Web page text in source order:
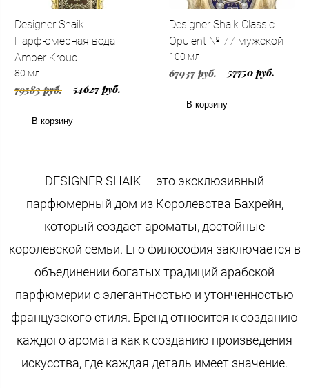
Designer Shaik
Парфюмерная вода
Amber Kroud
80 мл
79583 руб. 54627 руб.
В корзину
Designer Shaik Classic
Opulent № 77 мужской
100 мл
67937 руб. 57750 руб.
В корзину
DESIGNER SHAIK — это эксклюзивный
парфюмерный дом из Королевства Бахрейн,
который создает ароматы, достойные
королевской семьи. Его философия заключается в
объединении богатых традиций арабской
парфюмерии с элегантностью и утонченностью
французского стиля. Бренд относится к созданию
каждого аромата как к созданию произведения
искусства, где каждая деталь имеет значение.